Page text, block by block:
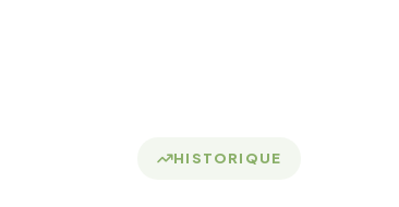
HISTORIQUE